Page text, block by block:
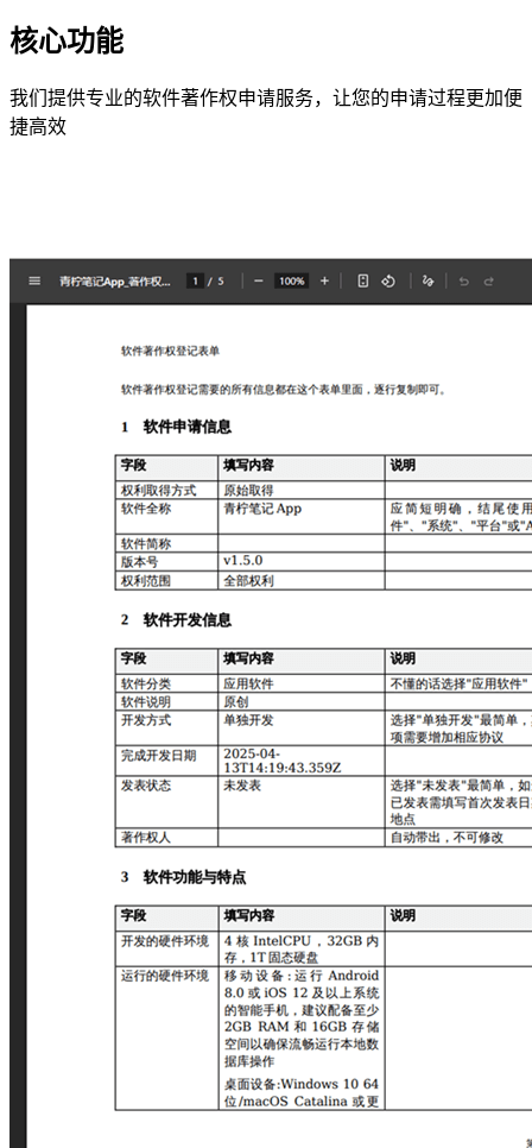
核心功能
我们提供专业的软件著作权申请服务，让您的申请过程更加便
捷高效